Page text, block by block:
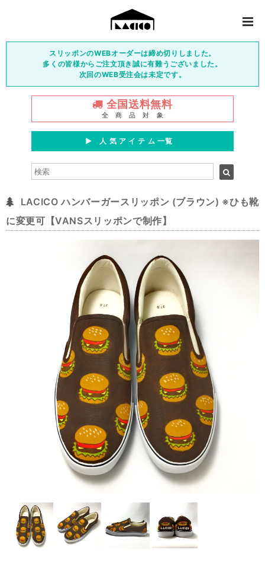
スリッポンのWEBオーダーは締め切りしました。
多くの皆様からご注文頂き誠に有難うございました。
次回のWEB受注会は未定です。
全国送料無料
全 商 品 対 象
▶︎ 人 気 ア イ テ ム 一覧
LACICO ハンバーガースリッポン (ブラウン) ※ひも靴
に変更可【VANSスリッポンで制作】